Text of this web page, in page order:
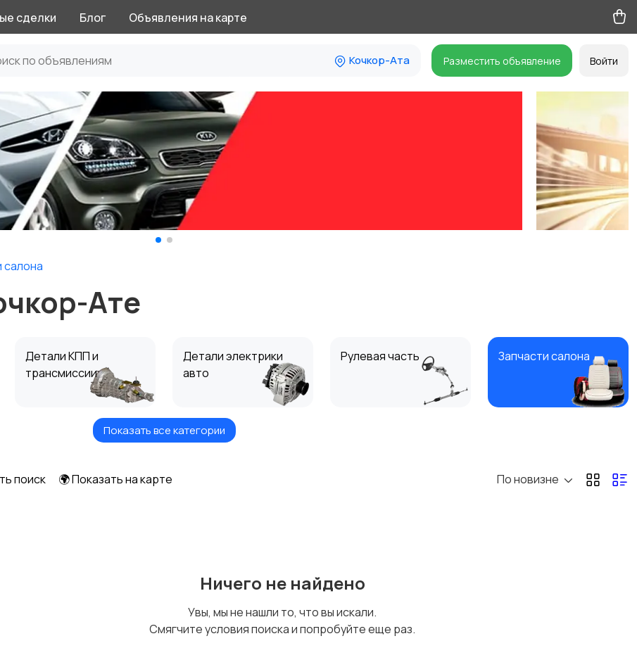
сделки Блог Объявления на карте
Кочкор-Ата Разместить объявление Войти
салона
Ате
Детали КПП и
трансмиссии
Детали электрики
авто
Рулевая часть Запчасти салона
Трубки, патрубки,
Топливные баки
Показать все категории
поиск 🌍 Показать на карте По новизне
Ничего не найдено
Увы, мы не нашли то, что вы искали.
Смягчите условия поиска и попробуйте еще раз.